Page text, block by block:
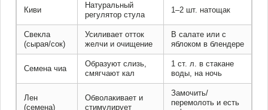
Киви
Натуральный
регулятор стула
1–2 шт. натощак
Свекла
(сырая/сок)
Усиливает отток
желчи и очищение
В салате или с
яблоком в блендере
Семена чиа
Образуют слизь,
смягчают кал
1 ст. л. в стакане
воды, на ночь
Лен
(семена)
Обволакивает и
стимулирует
Замочить/
перемолоть и есть